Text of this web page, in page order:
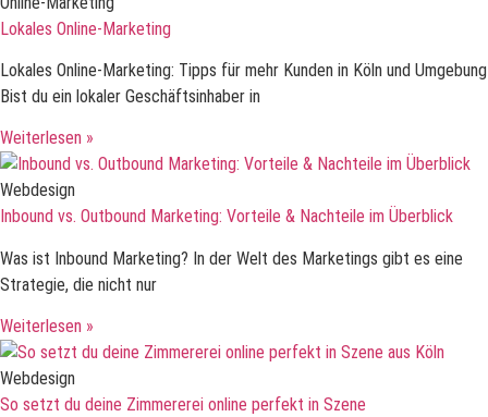
Lokales Online-Marketing
Lokales Online-Marketing: Tipps für mehr Kunden in Köln und Umgebung
Bist du ein lokaler Geschäftsinhaber in
Weiterlesen »
Webdesign
Inbound vs. Outbound Marketing: Vorteile & Nachteile im Überblick
Was ist Inbound Marketing? In der Welt des Marketings gibt es eine
Strategie, die nicht nur
Weiterlesen »
Webdesign
So setzt du deine Zimmererei online perfekt in Szene